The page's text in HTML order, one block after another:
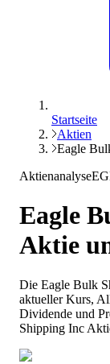
Startseite
Aktien
Eagle
Aktienanalyse
Eagle
Aktie
Die Eagle Bulk
aktueller Kurs,
Dividende und
Shipping Inc